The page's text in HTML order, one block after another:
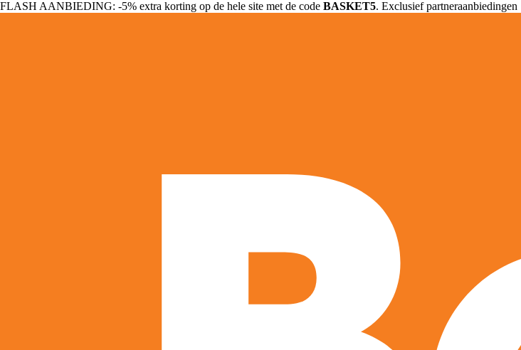
FLASH AANBIEDING: -5% extra korting op de hele site met de code BASKET5. Exclusief partneraanbiedingen